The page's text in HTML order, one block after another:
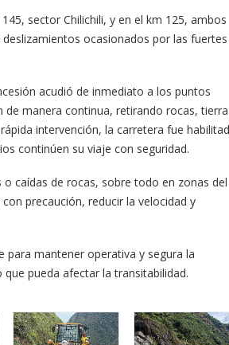
sector Chilichili, y en el km 125, ambos
ocasionados por las fuertes
acudió de inmediato a los puntos
de manera continua, retirando rocas,
intervención, la carretera fue
continúen su viaje con seguridad.
caídas de rocas, sobre todo en zonas del
precaución, reducir la velocidad y
para mantener operativa y segura la
pueda afectar la transitabilidad.